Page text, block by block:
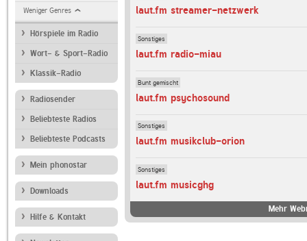
Weniger Genres
Hörspiele im Radio
Wort- & Sport-Radio
Klassik-Radio
Radiosender
Beliebteste Radios
Beliebteste Podcasts
Mein phonostar
Downloads
Hilfe & Kontakt
laut.fm streamer-netzwerk
Sonstiges
laut.fm radio-miau
Bunt gemischt
laut.fm psychosound
Sonstiges
laut.fm musikclub-orion
Sonstiges
laut.fm musicghg
Mehr